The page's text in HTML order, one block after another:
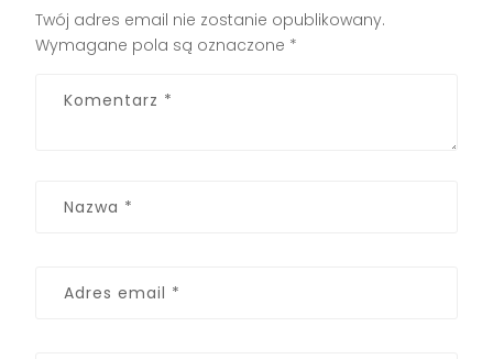
Twój adres email nie zostanie opublikowany.
Wymagane pola są oznaczone *